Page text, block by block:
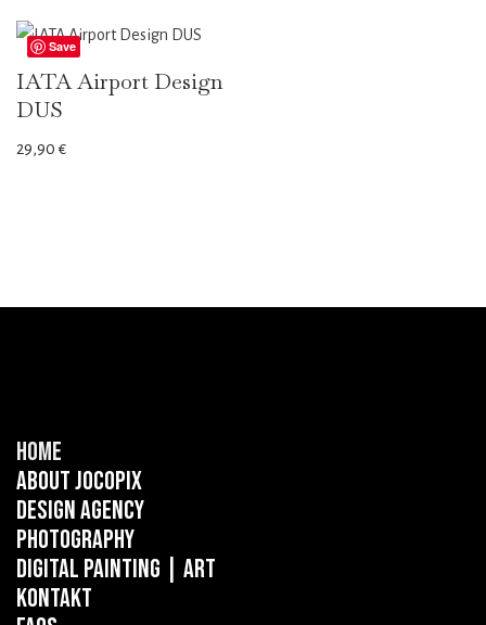
Save
IATA Airport Design
DUS
29,90€
Home
About Jocopix
Design Agency
Photography
Digital Painting | ART
Kontakt